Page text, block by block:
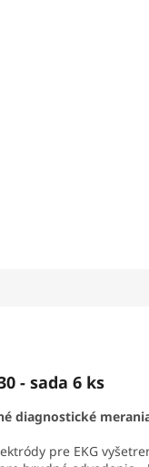
- sada 6 ks
diagnostické
pre EKG